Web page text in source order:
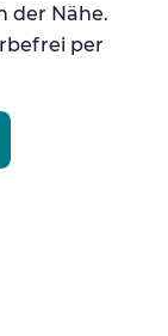
der Nähe.
per